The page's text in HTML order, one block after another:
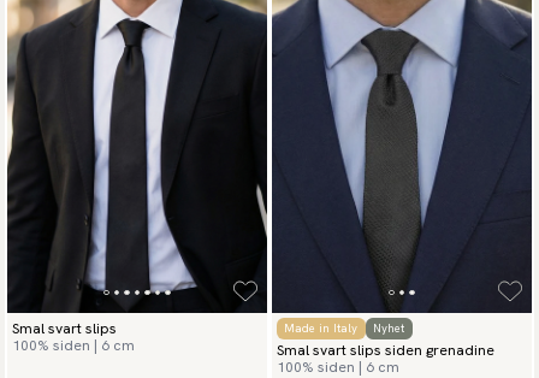
Smal svart slips
100% siden | 6 cm
Made in Italy Nyhet
Smal svart slips siden grenadine
100% siden | 6 cm